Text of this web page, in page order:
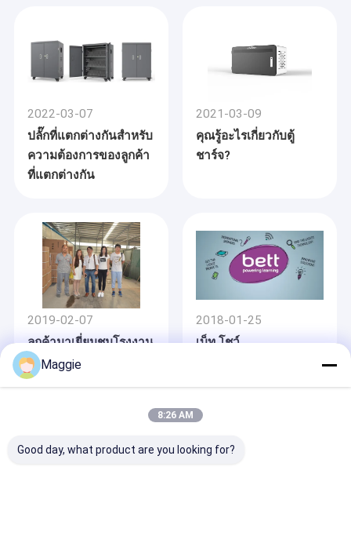
2022-03-07
ปลั๊กที่แตกต่างกันสำหรับ
ความต้องการของลูกค้า
ที่แตกต่างกัน
2021-03-09
คุณรู้อะไรเกี่ยวกับตู้
ชาร์จ?
2019-02-07
ลูกค้ามาเยี่ยมชมโรงงาน
ของเรา
2018-01-25
เบ็ท โชว์
Maggie
8:26 AM
Good day, what product are you looking for?